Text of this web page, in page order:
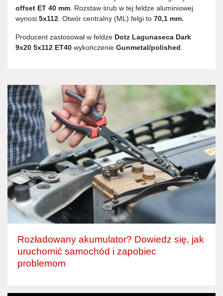
offset ET 40 mm . Rozstaw śrub w tej feldze aluminiowej
wynosi 5x112 . Otwór centralny (ML) felgi to 70,1 mm.
Producent zastosował w feldze Dotz Lagunaseca Dark
9x20 5x112 ET40 wykończenie Gunmetal/polished
Rozładowany akumulator? Dowiedz się, jak
uruchomić samochód i zapobiec
problemom